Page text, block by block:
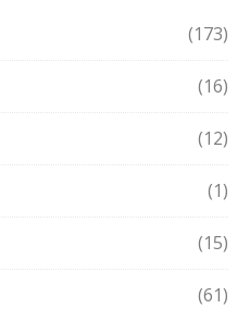
(173)
(16)
(12)
(1)
(15)
(61)